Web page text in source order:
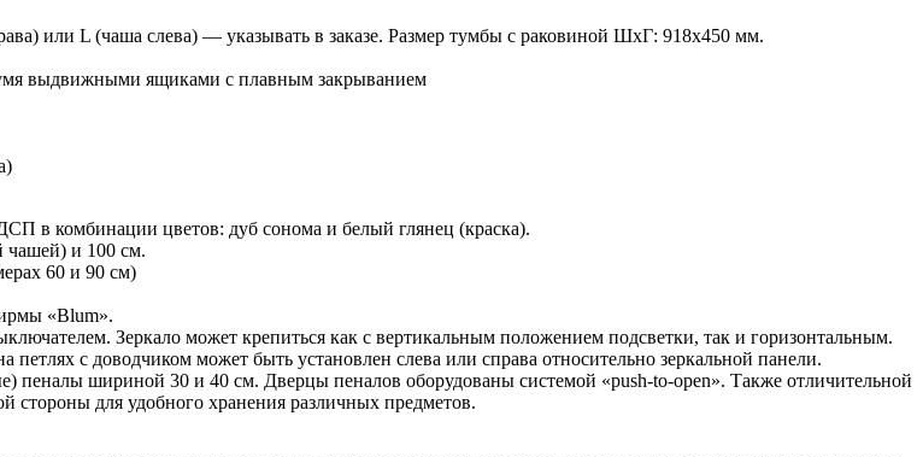
или L (чаша слева) — указывать в заказе. Размер тумбы с раковиной ШхГ: 918х450 мм.
выдвижными ящиками с плавным закрыванием
в комбинации цветов: дуб сонома и белый глянец (краска).
чашей) и 100 см.
60 и 90 см)
«Blum».
Зеркало может крепиться как с вертикальным положением подсветки, так и горизонтальным.
с доводчиком может быть установлен слева или справа относительно зеркальной панели.
пеналы шириной 30 и 40 см. Дверцы пеналов оборудованы системой «push-to-open». Также отличительной
стороны для удобного хранения различных предметов.